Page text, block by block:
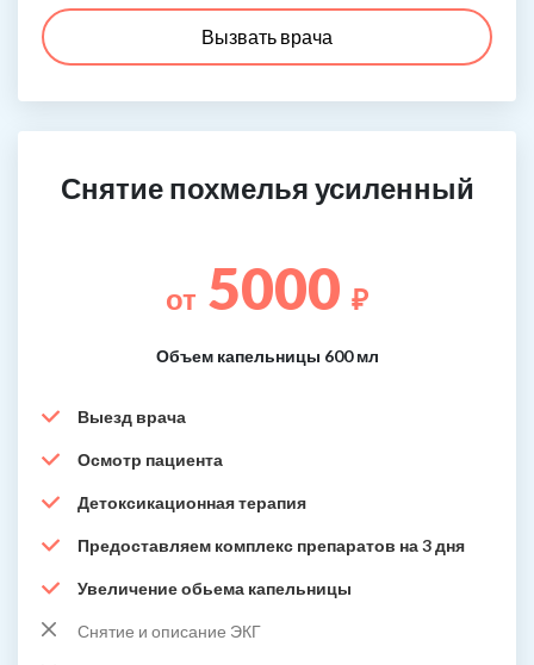
Вызвать врача
Снятие похмелья усиленный
от 5000 ₽
Объем капельницы 600 мл
Выезд врача
Осмотр пациента
Детоксикационная терапия
Предоставляем комплекс препаратов на 3 дня
Увеличение обьема капельницы
Снятие и описание ЭКГ